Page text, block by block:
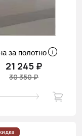
за полотно
21 245 ₽
30 350 ₽